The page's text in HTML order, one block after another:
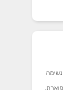
נשימה